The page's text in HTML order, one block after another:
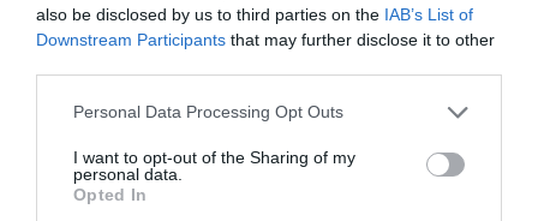
also be disclosed by us to third parties on the IAB’s List of
Downstream Participants that may further disclose it to other
Please note that this website/app uses one or more Google
not limited to your visit or usage behaviour. You may click to
grant or deny consent to Google and its third-party tags to
use your data for below specified purposes in below Google
Personal Data Processing Opt Outs
I want to opt-out of the Sharing of my
personal data.
Opted In
και σταδιακή άνοδο
της θερμοκρασίας
Κοινοποιήστε:
Facebook